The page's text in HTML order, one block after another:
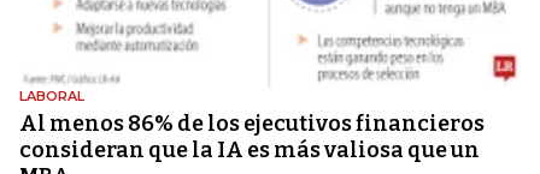
LABORAL
Al menos 86% de los ejecutivos financieros
consideran que la IA es más valiosa que un